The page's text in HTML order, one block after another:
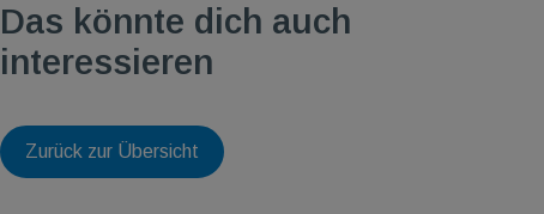
Das könnte dich auch
interessieren
Zurück zur Übersicht